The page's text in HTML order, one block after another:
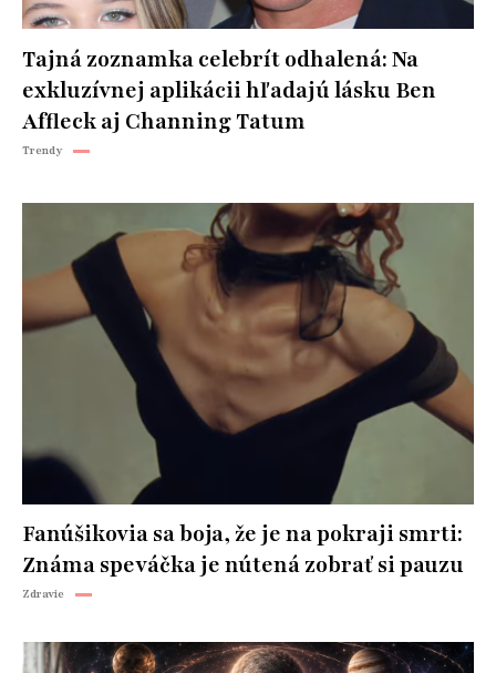
Tajná zoznamka celebrít odhalená: Na
exkluzívnej aplikácii hľadajú lásku Ben
Affleck aj Channing Tatum
Trendy
Fanúšikovia sa boja, že je na pokraji smrti:
Známa speváčka je nútená zobrať si pauzu
Zdravie